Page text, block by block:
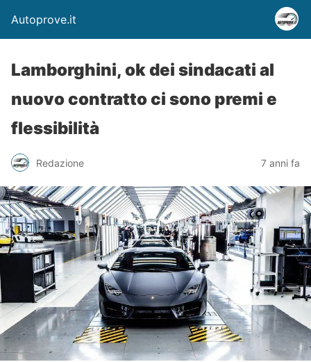
Autoprove.it
Lamborghini, ok dei sindacati al
nuovo contratto ci sono premi e
flessibilità
Redazione 7 anni fa